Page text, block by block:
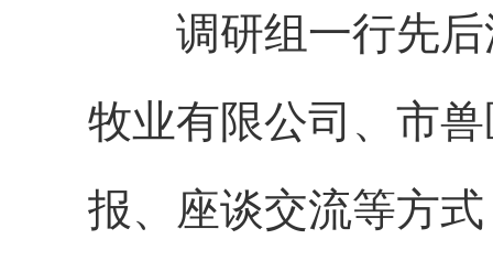
调研组一行先后
牧业有限公司、市
报、座谈交流等方